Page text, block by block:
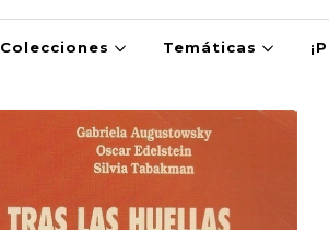
Colecciones Temáticas